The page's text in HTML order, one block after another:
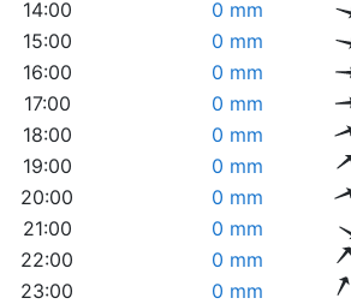
14:00
0 mm
15:00
0 mm
16:00
0 mm
17:00
0 mm
18:00
0 mm
19:00
0 mm
20:00
0 mm
21:00
0 mm
22:00
0 mm
23:00
0 mm